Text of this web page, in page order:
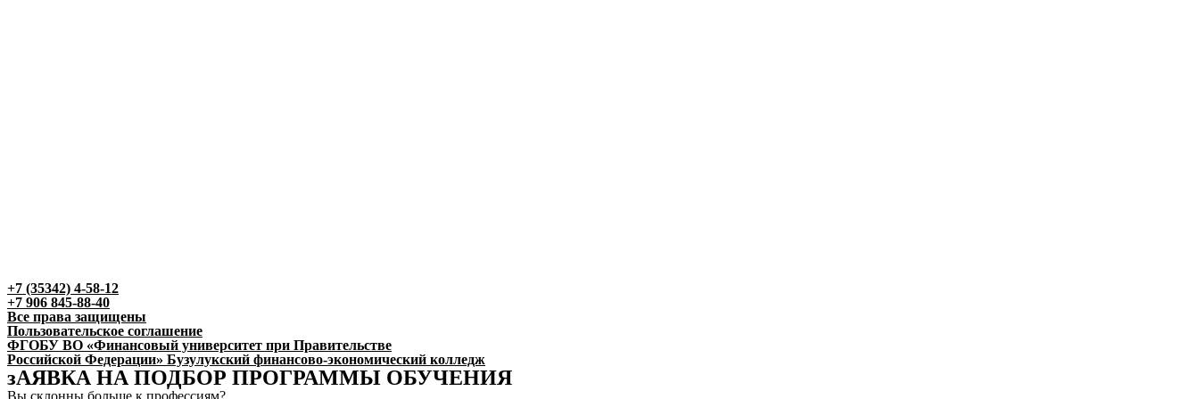
+7 (35342) 4-58-12​​
+7 906 845-88-40
Все права защищены
Пользовательское соглашение
ФГОБУ ВО «Финансовый университет при Правительстве
Российской Федерации» Бузулукский финансово-экономический колледж
зАЯВКА НА ПОДБОР ПРОГРАММЫ ОБУЧЕНИЯ
Вы склонны больше к профессиям?